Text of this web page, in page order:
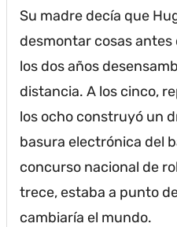
Su madre decía que
desmontar cosas
los dos años
distancia. A los cinco,
los ocho construyó un
basura electrónica del
concurso nacional de
trece, estaba a punto
cambiaría el mundo.